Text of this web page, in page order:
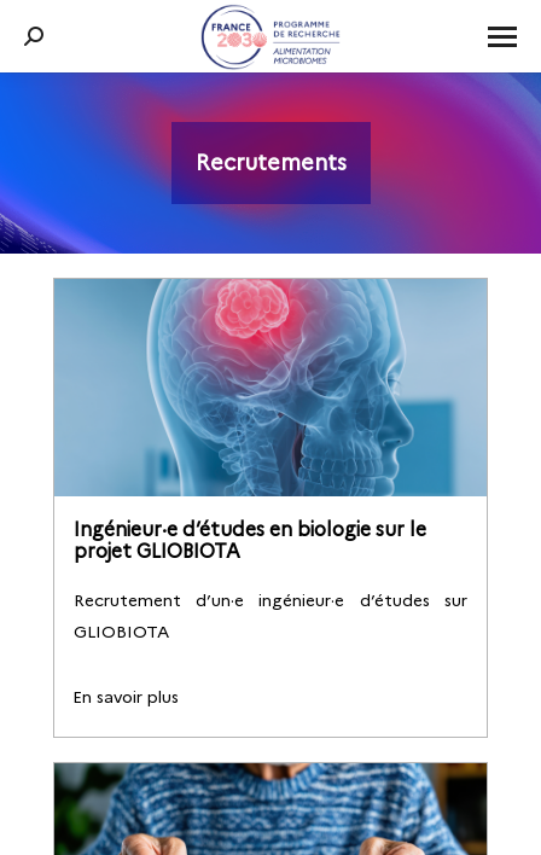
Recherche
:
Recrutements
Vous êtes ici :
Ingénieur·e d’études en biologie sur le
projet GLIOBIOTA
Recrutement d’un·e ingénieur·e d’études sur
GLIOBIOTA
En savoir plus